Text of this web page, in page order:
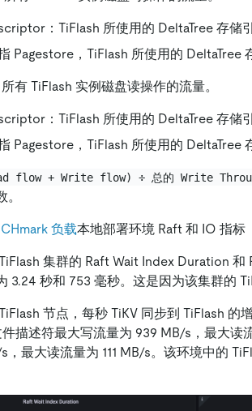
：TiFlash 所使用的 DeltaTree 存储
Pagestore，TiFlash 所使用的 DeltaTree
有 TiFlash 实例磁盘读操作的流量。
：TiFlash 所使用的 DeltaTree 存储
Pagestore，TiFlash 所使用的 DeltaTree
flow + Write flow) ÷ 总的 Write
负载本地部署环境 Raft 和 IO 指标
集群的 Raft Wait Index Duration
3.24 秒和 753 毫秒。这是因为该集群的
节点，每秒 TiKV 同步到 TiFlash 的
描述符最大写流量为 939 MB/s，最大读
，最大读流量为 111 MB/s。该环境中的